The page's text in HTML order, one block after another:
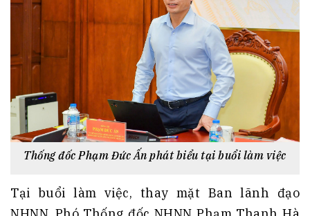
Thống đốc Phạm Đức Ấn phát biểu tại buổi làm việc
Tại buổi làm việc, thay mặt Ban lãnh đạo